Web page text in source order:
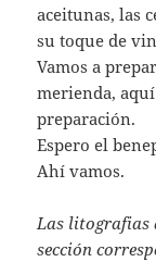
aceitunas, las
su toque de
Vamos a
merienda,
preparación.
Espero el
Ahí vamos.
Las litografias
sección